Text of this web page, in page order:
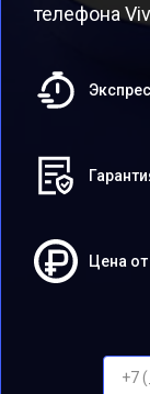
телефона
Цена